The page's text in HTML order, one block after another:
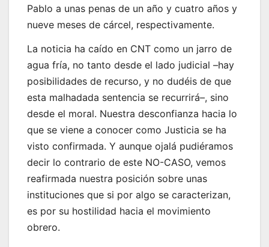
Pablo a unas penas de un año y cuatro años y
nueve meses de cárcel, respectivamente.
La noticia ha caído en CNT como un jarro de
agua fría, no tanto desde el lado judicial –hay
posibilidades de recurso, y no dudéis de que
esta malhadada sentencia se recurrirá–, sino
desde el moral. Nuestra desconfianza hacia lo
que se viene a conocer como Justicia se ha
visto confirmada. Y aunque ojalá pudiéramos
decir lo contrario de este NO-CASO, vemos
reafirmada nuestra posición sobre unas
instituciones que si por algo se caracterizan,
es por su hostilidad hacia el movimiento
obrero.